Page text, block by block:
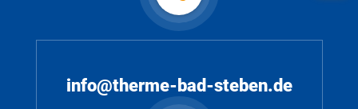
info@therme-bad-steben.de